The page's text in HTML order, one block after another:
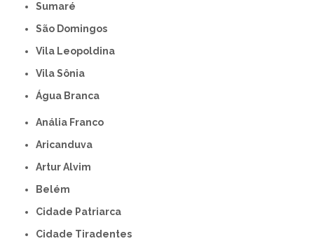
Sumaré
São Domingos
Vila Leopoldina
Vila Sônia
Água Branca
Anália Franco
Aricanduva
Artur Alvim
Belém
Cidade Patriarca
Cidade Tiradentes